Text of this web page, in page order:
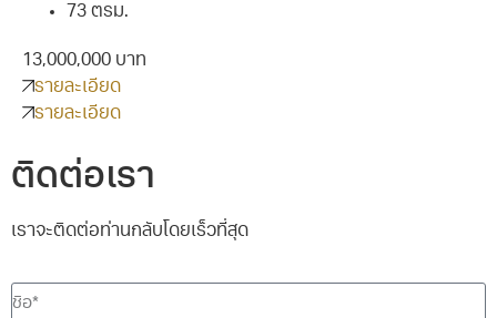
73 ตรม.
13,000,000 บาท
รายละเอียด
รายละเอียด
ติดต่อเรา
เราจะติดต่อท่านกลับโดยเร็วที่สุด